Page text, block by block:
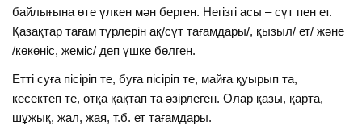
байлығына өте үлкен мән берген. Негізгі асы – сүт пен ет.
Қазақтар тағам түрлерін ақ/сүт тағамдары/, қызыл/ ет/ және
/көкөніс, жеміс/ деп үшке бөлген.
Етті суға пісіріп те, буға пісіріп те, майға қуырып та,
кесектеп те, отқа қақтап та әзірлеген. Олар қазы, қарта,
шұжық, жал, жая, т.б. ет тағамдары.